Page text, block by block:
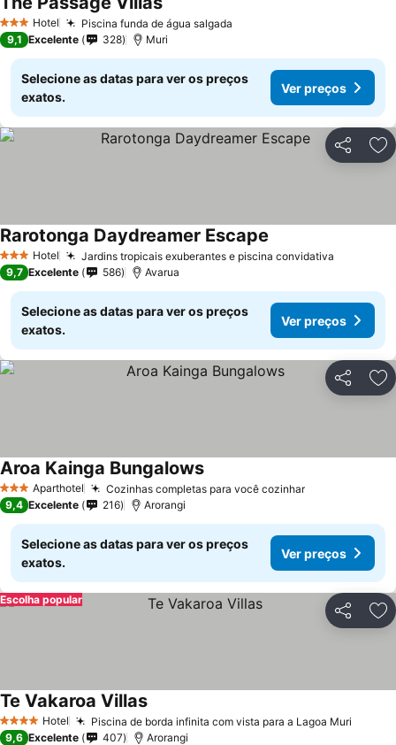
3 EstrelasHotel Piscina funda de água salgada
9,1 Excelente 328 Muri
Selecione as datas para ver os preços
exatos.
Ver preços
Partilhar
3 EstrelasHotel Jardins tropicais exuberantes e piscina convidativa
Rarotonga Daydreamer Escape
9,7 Excelente 586 Avarua
Selecione as datas para ver os preços
exatos.
Ver preços
Partilhar
3 EstrelasAparthotel Cozinhas completas para você cozinhar
Aroa Kainga Bungalows
9,4 Excelente 216 Arorangi
Selecione as datas para ver os preços
exatos.
Ver preços
Partilhar
Escolha popular
4 EstrelasHotel Piscina de borda infinita com vista para a Lagoa Muri
Te Vakaroa Villas
9,6 Excelente 407 Arorangi